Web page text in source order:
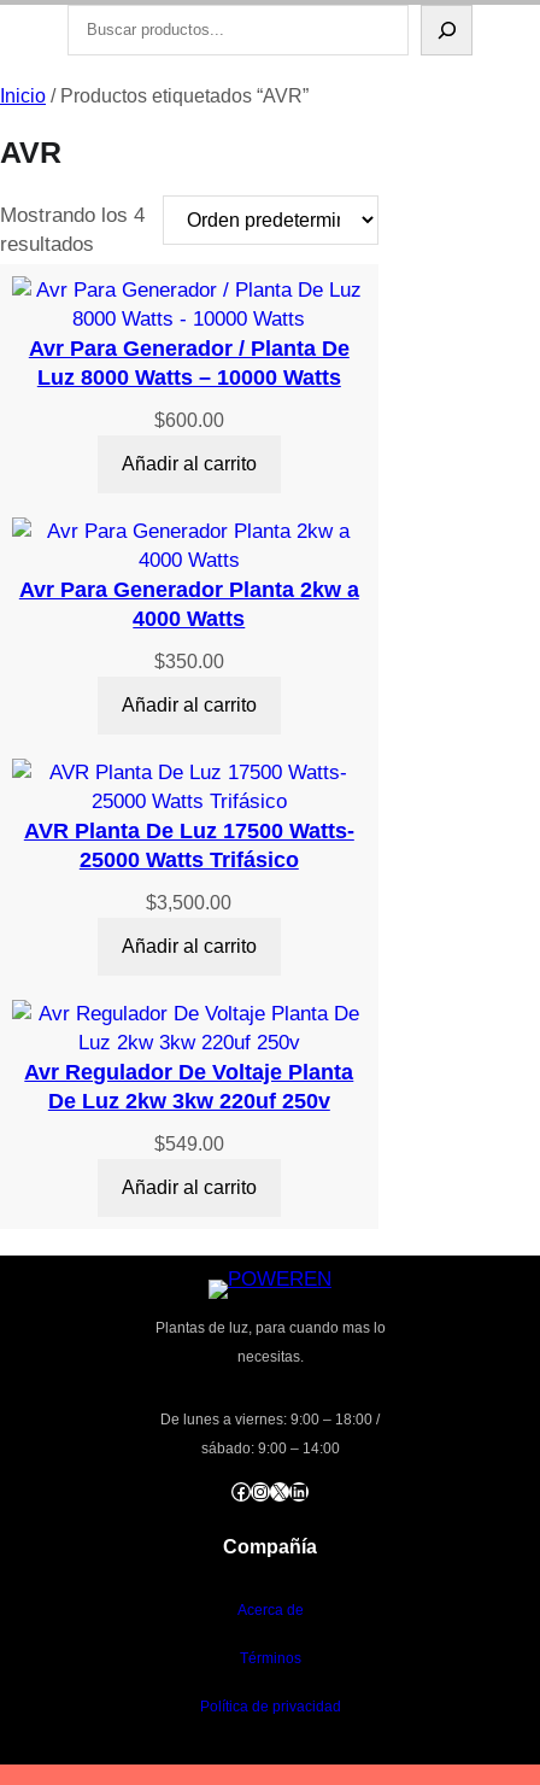
Inicio / Productos etiquetados “AVR”
AVR
Mostrando los 4
resultados
Avr Para Generador / Planta De
Luz 8000 Watts – 10000 Watts
$600.00
Añadir al carrito
Avr Para Generador Planta 2kw a
4000 Watts
$350.00
Añadir al carrito
AVR Planta De Luz 17500 Watts-
25000 Watts Trifásico
$3,500.00
Añadir al carrito
Avr Regulador De Voltaje Planta
De Luz 2kw 3kw 220uf 250v
$549.00
Añadir al carrito
Plantas de luz, para cuando mas lo
necesitas.
De lunes a viernes: 9:00 – 18:00 /
sábado: 9:00 – 14:00
Facebook InstagramX LinkedIn
Compañía
Acerca de
Términos
Política de privacidad